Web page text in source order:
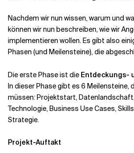
Nachdem wir nun wissen, warum und
können wir nun beschreiben, wie wir
implementieren wollen. Es gibt also
Phasen (und Meilensteine), die
Die erste Phase ist die Entdeckungs-
In dieser Phase gibt es 6 Meilensteine,
müssen: Projektstart,
Technologie, Business Use Cases,
Strategie.
Projekt-Auftakt